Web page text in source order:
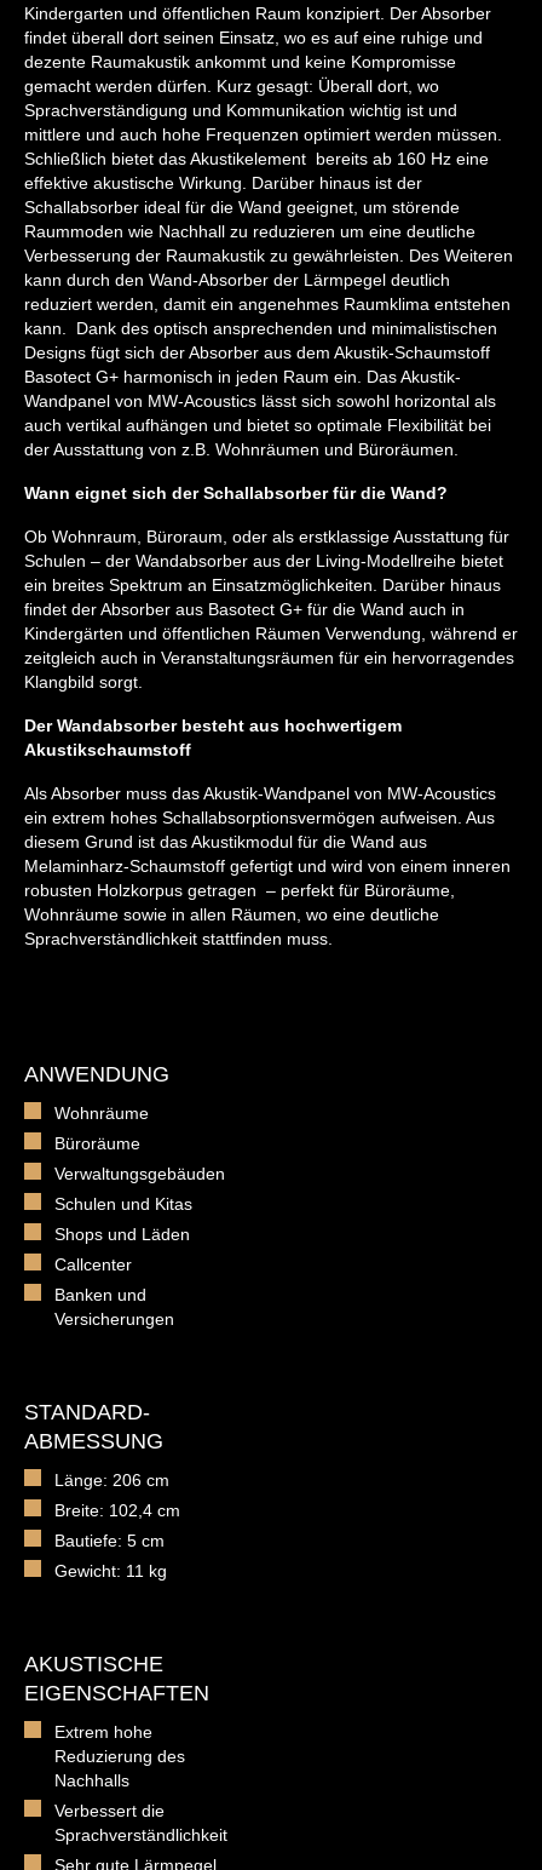
Kindergarten und öffentlichen Raum konzipiert. Der Absorber
findet überall dort seinen Einsatz, wo es auf eine ruhige und
dezente Raumakustik ankommt und keine Kompromisse
gemacht werden dürfen. Kurz gesagt: Überall dort, wo
Sprachverständigung und Kommunikation wichtig ist und
mittlere und auch hohe Frequenzen optimiert werden müssen.
Schließlich bietet das Akustikelement bereits ab 160 Hz eine
effektive akustische Wirkung. Darüber hinaus ist der
Schallabsorber ideal für die Wand geeignet, um störende
Raummoden wie Nachhall zu reduzieren um eine deutliche
Verbesserung der Raumakustik zu gewährleisten. Des Weiteren
kann durch den Wand-Absorber der Lärmpegel deutlich
reduziert werden, damit ein angenehmes Raumklima entstehen
kann. Dank des optisch ansprechenden und minimalistischen
Designs fügt sich der Absorber aus dem Akustik-Schaumstoff
Basotect G+ harmonisch in jeden Raum ein. Das Akustik-
Wandpanel von MW-Acoustics lässt sich sowohl horizontal als
auch vertikal aufhängen und bietet so optimale Flexibilität bei
der Ausstattung von z.B. Wohnräumen und Büroräumen.
Wann eignet sich der Schallabsorber für die Wand?
Ob Wohnraum, Büroraum, oder als erstklassige Ausstattung für
Schulen – der Wandabsorber aus der Living-Modellreihe bietet
ein breites Spektrum an Einsatzmöglichkeiten. Darüber hinaus
findet der Absorber aus Basotect G+ für die Wand auch in
Kindergärten und öffentlichen Räumen Verwendung, während er
zeitgleich auch in Veranstaltungsräumen für ein hervorragendes
Klangbild sorgt.
Der Wandabsorber besteht aus hochwertigem
Akustikschaumstoff
Als Absorber muss das Akustik-Wandpanel von MW-Acoustics
ein extrem hohes Schallabsorptionsvermögen aufweisen. Aus
diesem Grund ist das Akustikmodul für die Wand aus
Melaminharz-Schaumstoff gefertigt und wird von einem inneren
robusten Holzkorpus getragen – perfekt für Büroräume,
Wohnräume sowie in allen Räumen, wo eine deutliche
Sprachverständlichkeit stattfinden muss.
ANWENDUNG
Wohnräume
Büroräume
Verwaltungsgebäuden
Schulen und Kitas
Shops und Läden
Callcenter
Banken und
Versicherungen
STANDARD-
ABMESSUNG
Länge: 206 cm
Breite: 102,4 cm
Bautiefe: 5 cm
Gewicht: 11 kg
AKUSTISCHE
EIGENSCHAFTEN
Extrem hohe
Reduzierung des
Nachhalls
Verbessert die
Sprachverständlichkeit
Sehr gute Lärmpegel